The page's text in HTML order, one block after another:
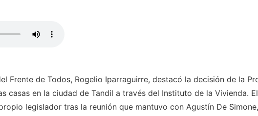
Frente de Todos, Rogelio Iparraguirre, destacó la decisión de la
casas en la ciudad de Tandil a través del Instituto de la Vivienda. El
legislador tras la reunión que mantuvo con Agustín De Simone,